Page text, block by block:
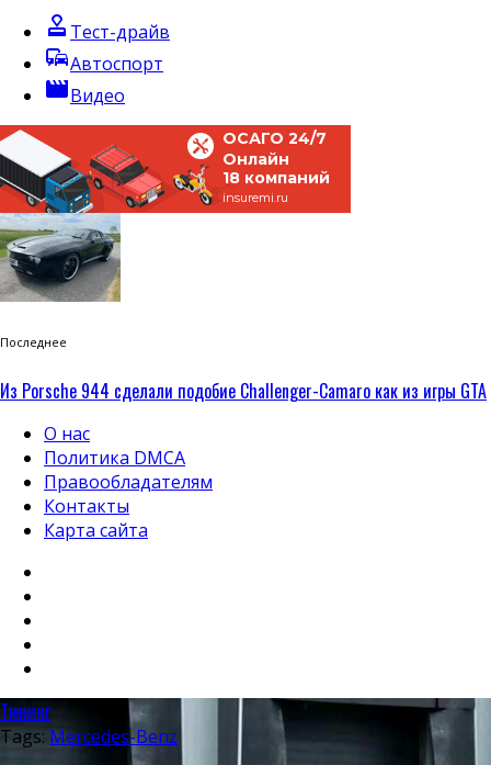
approval Тест-драйв
commuteАвтоспорт
movieВидео
ОСАГО 24/7
Онлайн
18 компаний
insuremi.ru
Последнее
Из Porsche 944 сделали подобие Challenger-Camaro как из игры GTA
О нас
Политика DMCA
Правообладателям
Контакты
Карта сайта
Тюнинг
Tags: Mercedes-Benz